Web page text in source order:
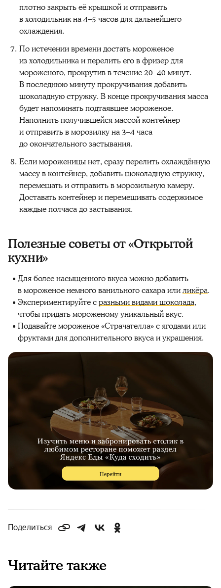
плотно закрыть её крышкой и отправить
в холодильник на 4–5 часов для дальнейшего
охлаждения.
По истечении времени достать мороженое
из холодильника и перелить его в фризер для
мороженого, прокрутив в течение 20–40 минут.
В последнюю минуту прокручивания добавить
шоколадную стружку. В конце прокручивания масса
будет напоминать подтаявшее мороженое.
Наполнить получившейся массой контейнер
и отправить в морозилку на 3–4 часа
до окончательного застывания.
Если мороженицы нет, сразу перелить охлаждённую
массу в контейнер, добавить шоколадную стружку,
перемешать и отправить в морозильную камеру.
Доставать контейнер и перемешивать содержимое
каждые полчаса до застывания.
Полезные советы от «Открытой
кухни»
Для более насыщенного вкуса можно добавить
в мороженое немного ванильного сахара илиликёра.
Экспериментируйте сразными видами шоколада,
чтобы придать мороженому уникальный вкус.
Подавайте мороженое «Страчателла» с ягодами или
фруктами для дополнительного вкуса и украшения.
Поделиться
Читайте также